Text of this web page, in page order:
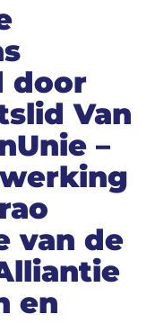
door
Van
–
van de
en